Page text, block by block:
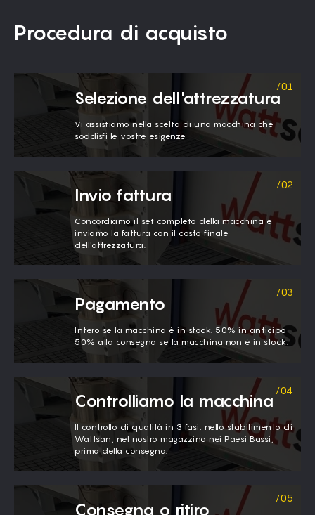
Procedura di acquisto
Selezione dell'attrezzatura
Vi assistiamo nella scelta di una macchina che
soddisfi le vostre esigenze
Invio fattura
Concordiamo il set completo della macchina e
inviamo la fattura con il costo finale
dell'attrezzatura.
Pagamento
Intero se la macchina è in stock. 50% in anticipo
50% alla consegna se la macchina non è in stock.
Controlliamo la macchina
Il controllo di qualità in 3 fasi: nello stabilimento di
Wattsan, nel nostro magazzino nei Paesi Bassi,
prima della consegna.
Consegna o ritiro